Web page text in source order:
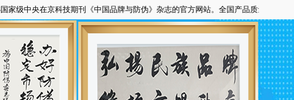
央在京科技期刊《中国品牌与防伪》杂志的官方网站。全国产品质量网络投诉联